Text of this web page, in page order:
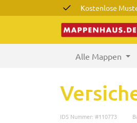
Kostenlose
Alle Mappen
IDS Nummer: #110773